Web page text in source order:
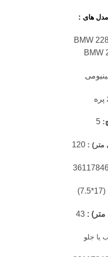
های :
BMW
BMW
پره
5
متر) : 120
:
یا جلو